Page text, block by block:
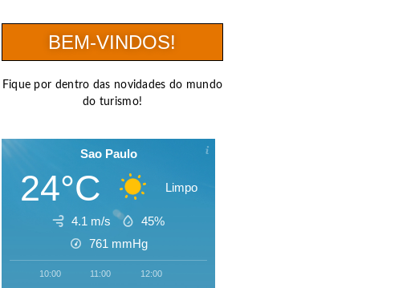
BEM-VINDOS!
Fique por dentro das novidades do mundo
do turismo!
Sao Paulo
24°C Limpo
4.1 m/s
45%
761 mmHg
10:00 11:00 12:00